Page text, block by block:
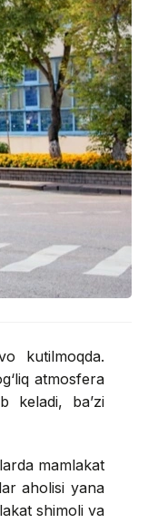
kutilmoqda.
atmosfera
keladi, ba’zi
mamlakat
aholisi yana
shimoli va